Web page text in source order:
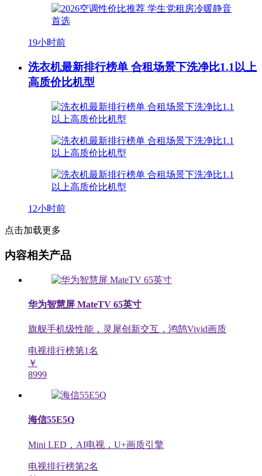
19小时前
洗衣机最新排行榜单 合租场景下洗净比1.1以上
高质价比机型
12小时前
点击加载更多
内容相关产品
华为智慧屏 MateTV 65英寸
旗舰手机级性能，灵犀创新交互，鸿鹄Vivid画质
电视排行榜第1名
￥
8999
海信55E5Q
Mini LED，AI电视，U+画质引擎
电视排行榜第2名